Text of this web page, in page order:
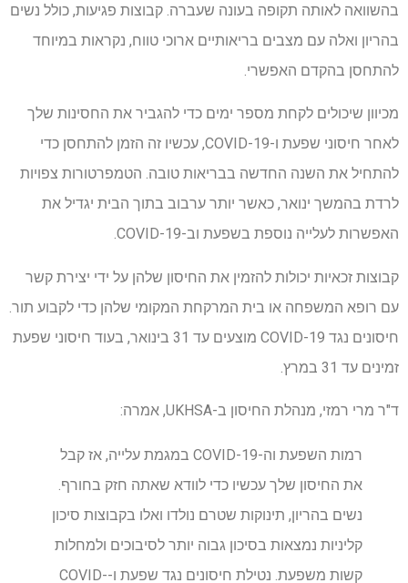
בהשוואה לאותה תקופה בעונה שעברה. קבוצות פגיעות, כולל נשים
בהריון ואלה עם מצבים בריאותיים ארוכי טווח, נקראות במיוחד
להתחסן בהקדם האפשרי.
מכיוון שיכולים לקחת מספר ימים כדי להגביר את החסינות שלך
לאחר חיסוני שפעת ו-COVID-19, עכשיו זה הזמן להתחסן כדי
להתחיל את השנה החדשה בבריאות טובה. הטמפרטורות צפויות
לרדת בהמשך ינואר, כאשר יותר ערבוב בתוך הבית יגדיל את
האפשרות לעלייה נוספת בשפעת וב-COVID-19.
קבוצות זכאיות יכולות להזמין את החיסון שלהן על ידי יצירת קשר
עם רופא המשפחה או בית המרקחת המקומי שלהן כדי לקבוע תור.
חיסונים נגד COVID-19 מוצעים עד 31 בינואר, בעוד חיסוני שפעת
זמינים עד 31 במרץ.
ד"ר מרי רמזי, מנהלת החיסון ב-UKHSA, אמרה:
רמות השפעת וה-COVID-19 במגמת עלייה, אז קבל
את החיסון שלך עכשיו כדי לוודא שאתה חזק בחורף.
נשים בהריון, תינוקות שטרם נולדו ואלו בקבוצות סיכון
קליניות נמצאות בסיכון גבוה יותר לסיבוכים ולמחלות
קשות משפעת. נטילת חיסונים נגד שפעת ו-COVID-